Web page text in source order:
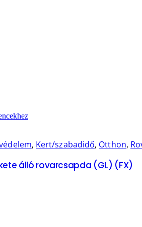
, Kert/szabadidő, Otthon,
álló rovarcsapda (GL) (FX)